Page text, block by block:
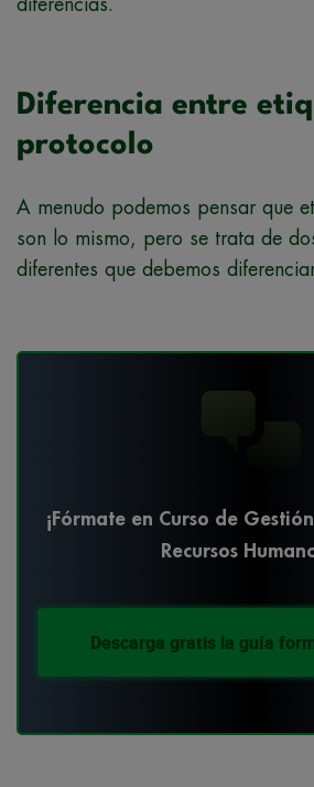
diferencias.
Diferencia entre
protocolo
A menudo podemos pensar que
son lo mismo, pero se trata de
diferentes que debemos
¡Fórmate en Curso de
Recursos
Descarga gratis la guía